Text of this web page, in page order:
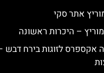
אתר סקי
– היכרות ראשונה
אקספרס לזוגות בירח דבש